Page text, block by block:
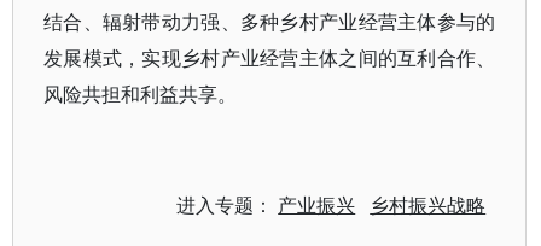
结合、辐射带动力强、多种乡村产业经营主体参与的
发展模式，实现乡村产业经营主体之间的互利合作、
风险共担和利益共享。
进入专题： 产业振兴 乡村振兴战略